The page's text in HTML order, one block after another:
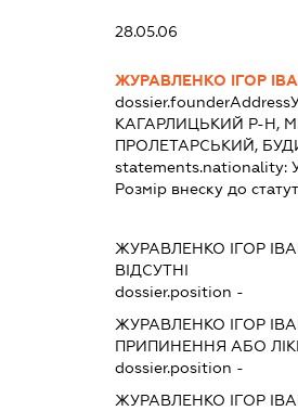
28.05.06
ЖУРАВЛЕНКО ІГОР
dossier.founderAddress
КАГАРЛИЦЬКИЙ Р-Н,
ПРОЛЕТАРСЬКИЙ,
statements.nationality:
Розмір внеску до
ЖУРАВЛЕНКО ІГОР
ВІДСУТНІ
dossier.position -
ЖУРАВЛЕНКО ІГОР
ПРИПИНЕННЯ АБО
dossier.position -
ЖУРАВЛЕНКО ІГОР